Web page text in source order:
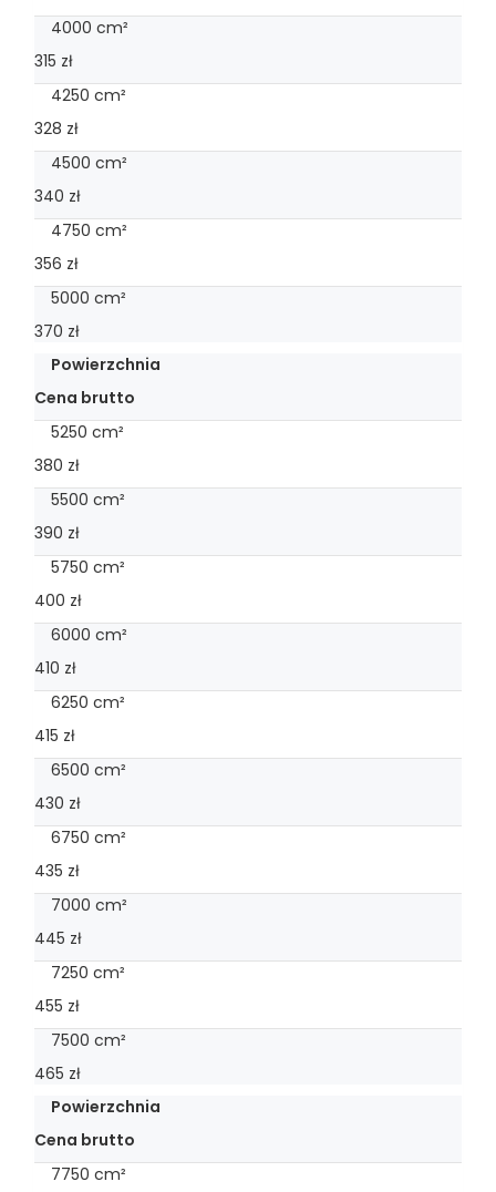
4000 cm²
315 zł
4250 cm²
328 zł
4500 cm²
340 zł
4750 cm²
356 zł
5000 cm²
370 zł
Powierzchnia
Cena brutto
5250 cm²
380 zł
5500 cm²
390 zł
5750 cm²
400 zł
6000 cm²
410 zł
6250 cm²
415 zł
6500 cm²
430 zł
6750 cm²
435 zł
7000 cm²
445 zł
7250 cm²
455 zł
7500 cm²
465 zł
Powierzchnia
Cena brutto
7750 cm²